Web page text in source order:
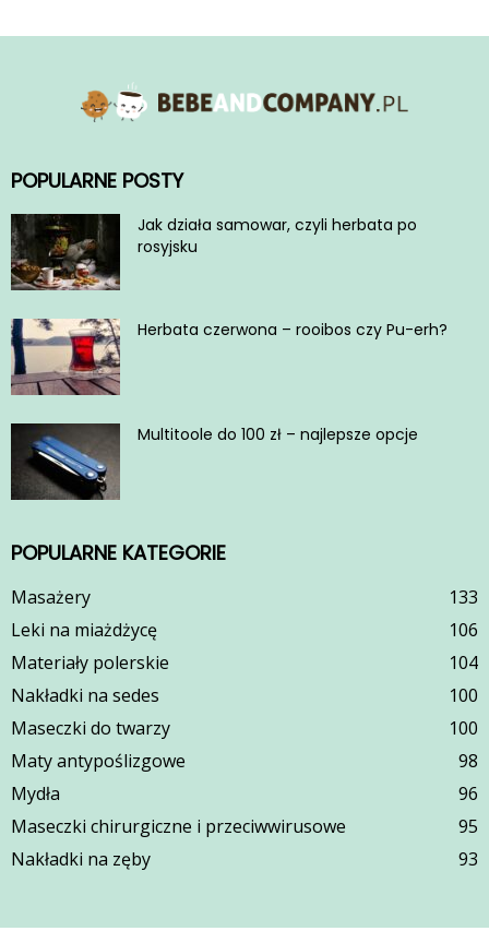
POPULARNE POSTY
Jak działa samowar, czyli herbata po
rosyjsku
Herbata czerwona – rooibos czy Pu-erh?
Multitoole do 100 zł – najlepsze opcje
POPULARNE KATEGORIE
Masażery
133
Leki na miażdżycę
106
Materiały polerskie
104
Nakładki na sedes
100
Maseczki do twarzy
100
Maty antypoślizgowe
98
Mydła
96
Maseczki chirurgiczne i przeciwwirusowe
95
Nakładki na zęby
93